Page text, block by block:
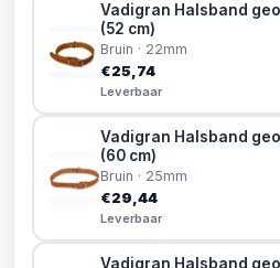
Vadigran Halsband
(52 cm)
Bruin · 22mm
€25,74
Leverbaar
Vadigran Halsband
(60 cm)
Bruin · 25mm
€29,44
Leverbaar
Vadigran Halsband